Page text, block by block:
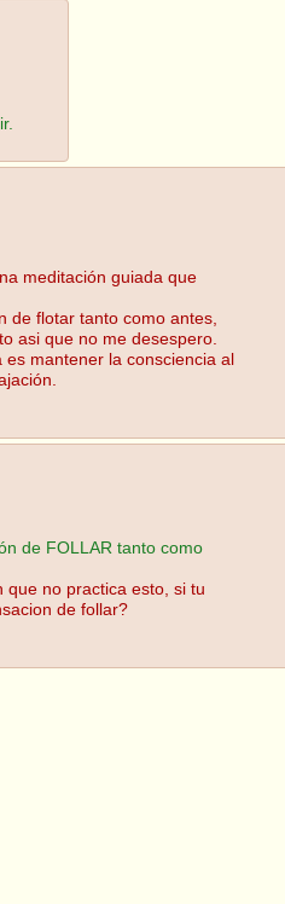
meditación guiada que
de flotar tanto como antes,
asi que no me desespero.
mantener la consciencia al
de FOLLAR tanto como
que no practica esto, si tu
de follar?